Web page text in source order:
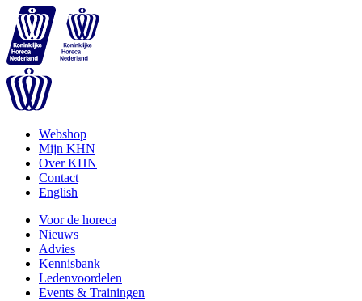
Webshop
Mijn KHN
Over KHN
Contact
English
Voor de horeca
Nieuws
Advies
Kennisbank
Ledenvoordelen
Events & Trainingen